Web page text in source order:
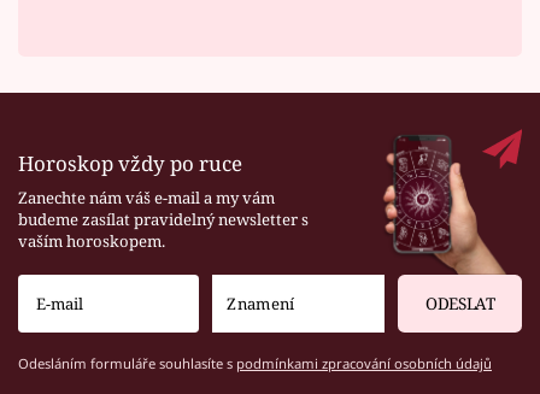
Horoskop vždy po ruce
Zanechte nám váš e-mail a my vám
budeme zasílat pravidelný newsletter s
vaším horoskopem.
ODESLAT
Odesláním formuláře souhlasíte s podmínkami zpracování osobních údajů